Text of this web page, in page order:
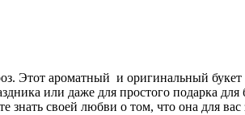
Этот ароматный и оригинальный букет
или даже для простого подарка
знать своей любви о том, что она для вас